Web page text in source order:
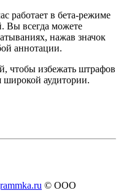
работает в бета-режиме
Вы всегда можете
нажав значок
аннотации.
чтобы избежать штрафов
широкой аудитории.
© ООО